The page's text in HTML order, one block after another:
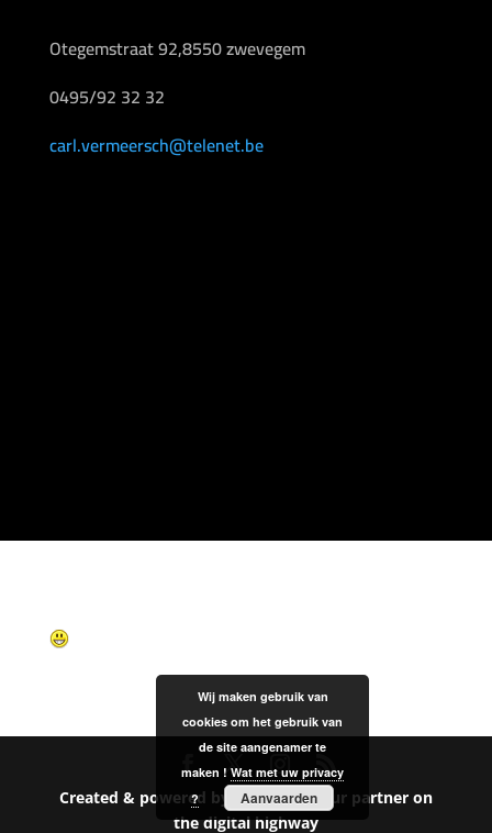
Otegemstraat 92,8550 zwevegem
0495/92 32 32
carl.vermeersch@telenet.be
Created & powered by Asticom - Your partner on
the digital highway
Wij maken gebruik van
cookies om het gebruik van
de site aangenamer te
maken ! Wat met uw privacy
?
Aanvaarden